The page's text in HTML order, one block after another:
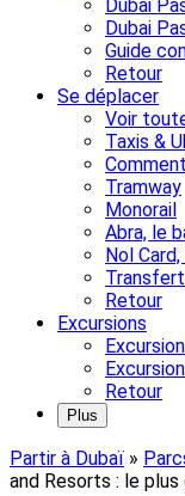
Dubai
Dubai
Guide
Retour
Se déplacer
Voir
Taxis &
Tramway
Monorail
Abra, le
Nol
Retour
Excursions
Retour
Plus
Partir à Dubaï »
and Resorts : le